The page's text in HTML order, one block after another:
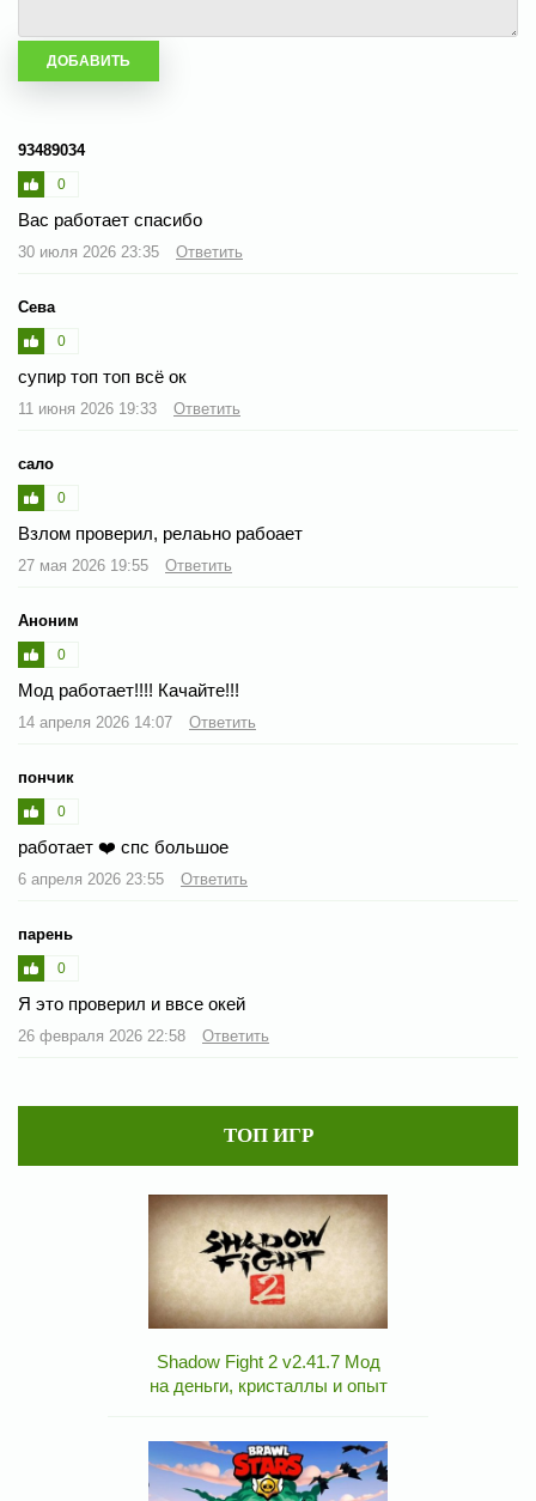
93489034
0
Вас работает спасибо
30 июля 2026 23:35 Ответить
Сева
0
супир топ топ всё ок
11 июня 2026 19:33 Ответить
сало
0
Взлом проверил, релаьно рабоает
27 мая 2026 19:55 Ответить
Аноним
0
Мод работает!!!! Качайте!!!
14 апреля 2026 14:07 Ответить
пончик
0
работает ❤️ спс большое
6 апреля 2026 23:55 Ответить
парень
0
Я это проверил и ввсе окей
26 февраля 2026 22:58 Ответить
ТОП ИГР
Shadow Fight 2 v2.41.7 Мод
на деньги, кристаллы и опыт